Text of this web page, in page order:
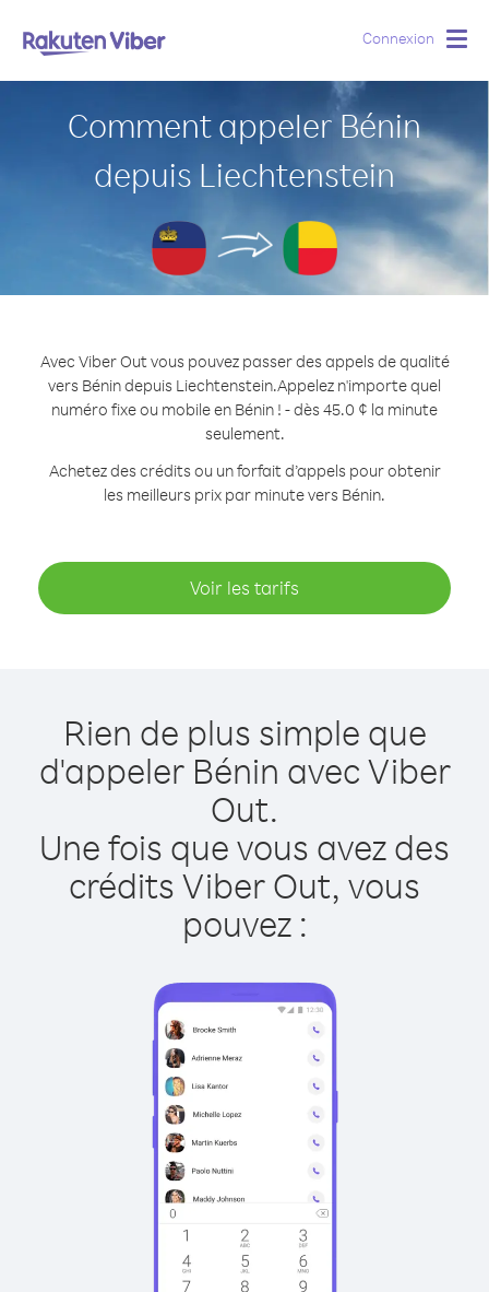
Connexion
Comment appeler Bénin
depuis Liechtenstein
Avec Viber Out vous pouvez passer des appels de qualité
vers Bénin depuis Liechtenstein.Appelez n'importe quel
numéro fixe ou mobile en Bénin ! - dès 45.0 ¢ la minute
seulement.
Achetez des crédits ou un forfait d’appels pour obtenir
les meilleurs prix par minute vers Bénin.
Voir les tarifs
Rien de plus simple que
d'appeler Bénin avec Viber
Out.
Une fois que vous avez des
crédits Viber Out, vous
pouvez :